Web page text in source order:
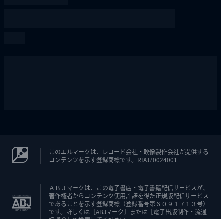
このエルマークは、レコード会社・映像製作会社が提供する
コンテンツを示す登録商標です。RIAJ70024001
ＡＢＪマークは、この電子書店・電子書籍配信サービスが、
著作権者からコンテンツ使用許諾を得た正規版配信サービス
であることを示す登録商標（登録番号第６０９１７１３号）
です。詳しくは［ABJマーク］または［電子出版制作・流通